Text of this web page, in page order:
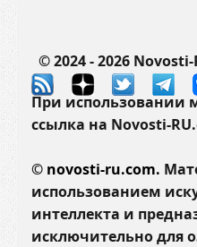
© 2024 - 2026
При использовании
ссылка на Novosti-
© novosti-ru.com.
использованием
интеллекта и
исключительно для